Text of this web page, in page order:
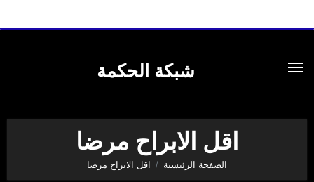
شبكة الحكمة
اقل الابراح مرضا
الصفحة الرئيسية اقل الابراح مرضا